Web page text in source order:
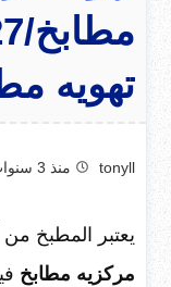
تهويه
tonyll منذ 3 سنوات
يعتبر المطبخ
مركزيه مطابخ